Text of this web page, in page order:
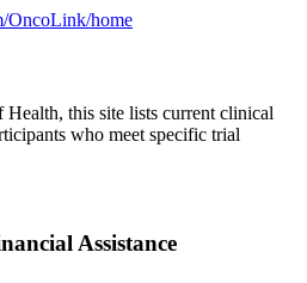
OncoLink/home
this site lists current clinical
who meet specific trial
Assistance